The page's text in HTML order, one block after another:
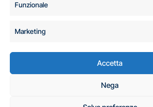
Funzionale
Marketing
Accetta
Nega
C.A.S.I. –
Analisi e Studi